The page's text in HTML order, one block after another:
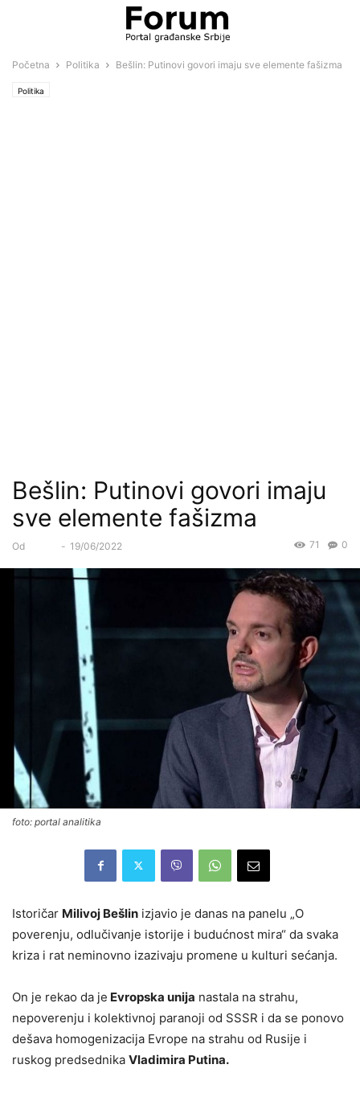
Početna Politika Bešlin: Putinovi govori imaju sve elemente fašizma
Politika
Bešlin: Putinovi govori imaju
sve elemente fašizma
Od - 19/06/2022 0
71
foto: portal analitika
Istoričar Milivoj Bešlin izjavio je danas na panelu „O
poverenju, odlučivanje istorije i budućnost mira“ da svaka
kriza i rat neminovno izazivaju promene u kulturi sećanja.
On je rekao da je Evropska unija nastala na strahu,
nepoverenju i kolektivnoj paranoji od SSSR i da se ponovo
dešava homogenizacija Evrope na strahu od Rusije i
ruskog predsednika Vladimira Putina.